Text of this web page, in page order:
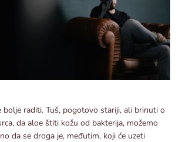
bolje raditi. Tuš, pogotovo stariji, ali brinuti o
da aloe štiti kožu od bakterija, možemo
da se droga je, međutim, koji će uzeti